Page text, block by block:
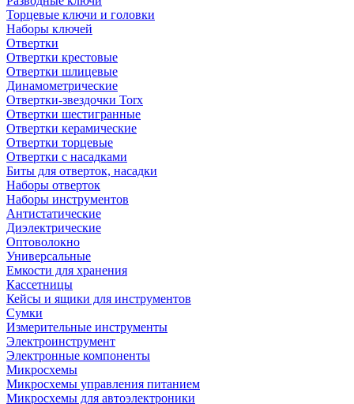
Торцевые ключи и головки
Наборы ключей
Отвертки
Отвертки крестовые
Отвертки шлицевые
Динамометрические
Отвертки-звездочки Torx
Отвертки шестигранные
Отвертки керамические
Отвертки торцевые
Отвертки с насадками
Биты для отверток, насадки
Наборы отверток
Наборы инструментов
Антистатические
Диэлектрические
Оптоволокно
Универсальные
Емкости для хранения
Кассетницы
Кейсы и ящики для инструментов
Сумки
Измерительные инструменты
Электроинструмент
Электронные компоненты
Микросхемы
Микросхемы управления питанием
Микросхемы для автоэлектроники